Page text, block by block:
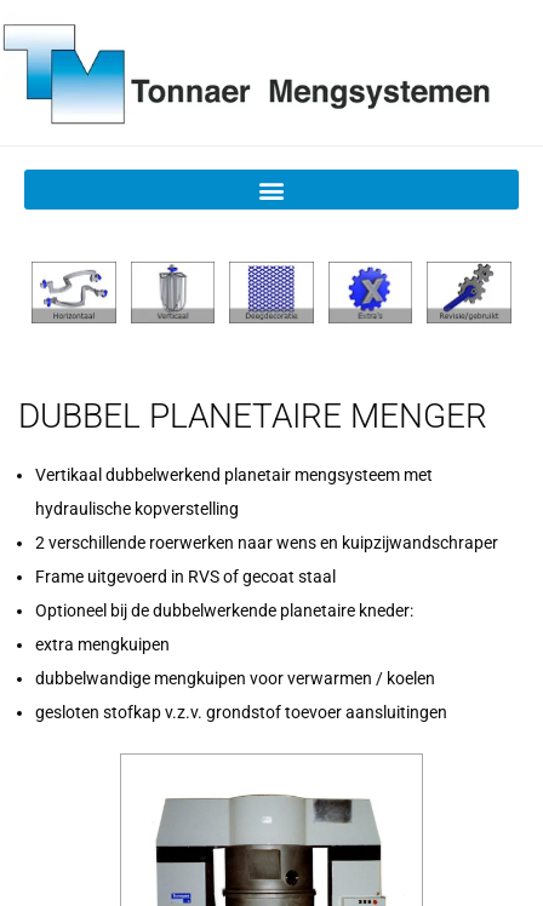
DUBBEL PLANETAIRE MENGER
Vertikaal dubbelwerkend planetair mengsysteem met
hydraulische kopverstelling
2 verschillende roerwerken naar wens en kuipzijwandschraper
Frame uitgevoerd in RVS of gecoat staal
Optioneel bij de dubbelwerkende planetaire kneder:
extra mengkuipen
dubbelwandige mengkuipen voor verwarmen / koelen
gesloten stofkap v.z.v. grondstof toevoer aansluitingen